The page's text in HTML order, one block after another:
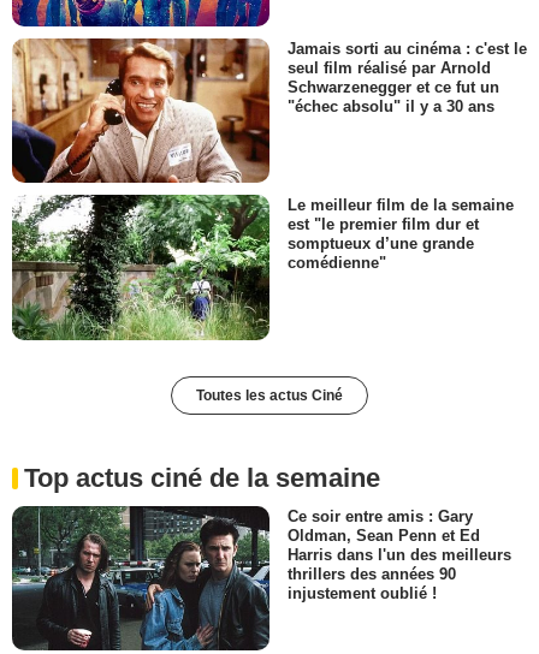
Jamais sorti au cinéma : c'est le
seul film réalisé par Arnold
Schwarzenegger et ce fut un
"échec absolu" il y a 30 ans
Le meilleur film de la semaine
est "le premier film dur et
somptueux d’une grande
comédienne"
Toutes les actus Ciné
Top actus ciné de la semaine
Ce soir entre amis : Gary
Oldman, Sean Penn et Ed
Harris dans l'un des meilleurs
thrillers des années 90
injustement oublié !